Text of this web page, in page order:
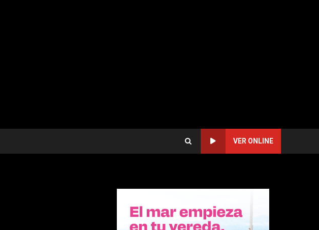
VER ONLINE